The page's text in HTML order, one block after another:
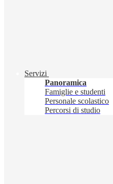
Servizi
Panoramica
Famiglie e studenti
Personale scolastico
Percorsi di studio